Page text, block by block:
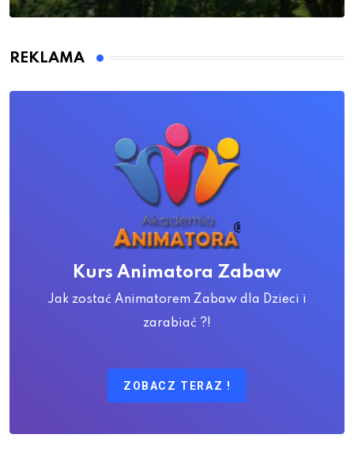
REKLAMA
Kurs Animatora Zabaw
Jak zostać Animatorem Zabaw dla Dzieci i
zarabiać ?!
ZOBACZ TERAZ !